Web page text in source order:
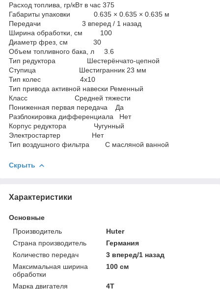
Расход топлива, гр/кВт в час 375
Габариты упаковки 0.635 × 0.635 × 0.635 м
Передачи 3 вперед / 1 назад
Ширина обработки, см 100
Диаметр фрез, см 30
Объем топливного бака, л 3.6
Тип редуктора Шестерёнчато-цепной
Ступица Шестигранник 23 мм
Тип колес 4х10
Тип привода активной навески Ременный
Класс Средней тяжести
Пониженная первая передача Да
Разблокировка дифференциала Нет
Корпус редуктора Чугунный
Электростартер Нет
Тип воздушного фильтра С масляной ванной
Скрыть
Характеристики
Основные
Производитель
Huter
Страна производитель
Германия
Количество передач
3 вперед/1 назад
Максимальная ширина
обработки
100 см
Марка двигателя
4Т